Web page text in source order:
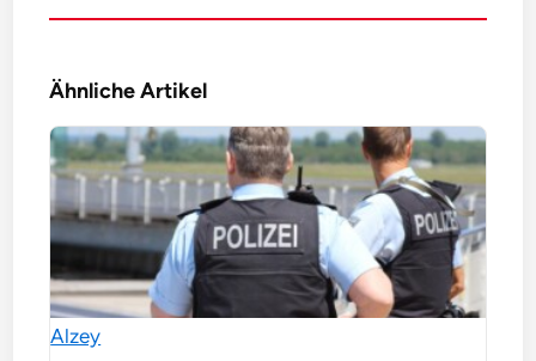
Ähnliche Artikel
Alzey